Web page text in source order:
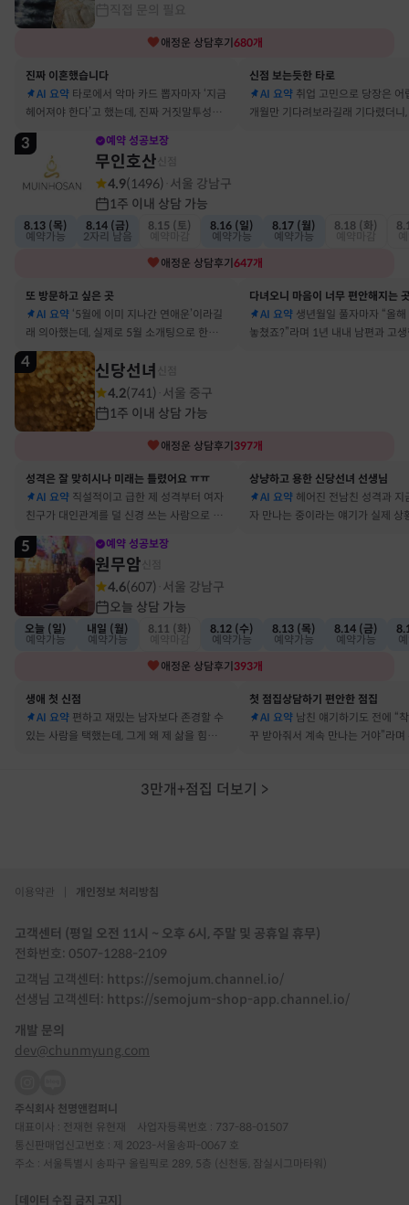
애정운 상담후기 680개
진짜 이혼했습니다
AI 요약 타로에서 악마 카드 뽑자마자 ‘지금
헤어져야 한다’고 했는데, 진짜 거짓말투성이
결혼 생활 끝에 이혼 숙고 중이에요
신점 보는듯한 타로
AI 요약 취업 고민으로 당장은 어
개월만 기다려보라길래 기다렸더니
3 예약 성공보장
무인호산
4.9(1496) 서울 강남구
1주 이내 상담 가능
8.13 (목)
예약가능
8.14 (금)
2자리 남음
8.15 (토)
8.16 (일)
예약가능
8.17 (월)
예약가능
8.18 (화)
애정운 상담후기 647개
또 방문하고 싶은 곳
AI 요약 ‘5월에 이미 지나간 연애운’이라길
래 의아했는데, 실제로 5월 소개팅으로 한참
고민했던 사람이 있었어요
다녀오니 마음이 너무 편안해지는
AI 요약 생년월일 풀자마자 “올
놓쳤죠?”라며 1년 내내 남편과 고
4 신당선녀
4.2(741) 서울 중구
1주 이내 상담 가능
애정운 상담후기 397개
성격은 잘 맞히시나 미래는 틀렸어요 ㅠㅠ
AI 요약 직설적이고 급한 제 성격부터 여자
친구가 대인관계를 덜 신경 쓰는 사람으로 바
뀔 거란 말까지 그대로 현실이 됐어요
상냥하고 용한 신당선녀 선생님
AI 요약 헤어진 전남친 성격과 지
자 만나는 중이라는 얘기가 실제 상
5 예약 성공보장
원무암
4.6(607) 서울 강남구
오늘 상담 가능
오늘 (일)
예약가능
내일 (월)
예약가능
8.11 (화)
8.12 (수)
예약가능
8.13 (목)
예약가능
8.14 (금)
예약가능
애정운 상담후기 393개
생애 첫 신점
AI 요약 편하고 재밌는 남자보다 존경할 수
있는 사람을 택했는데, 그게 왜 제 삶을 힘들게
첫 점집상담하기 편안한 점집
AI 요약 남친 얘기하기도 전에 “
꾸 받아줘서 계속 만나는 거야”라며
3만개+점집 더보기 >
이용약관 개인정보 처리방침
고객센터 (평일 오전 11시 ~ 오후 6시, 주말 및 공휴일 휴무)
전화번호: 0507-1288-2109
고객님 고객센터: https://semojum.channel.io/
선생님 고객센터: https://semojum-shop-app.channel.io/
개발 문의
dev@chunmyung.com
주식회사 천명앤컴퍼니
대표이사 : 전재현 유현재 사업자등록번호 : 737-88-01507
통신판매업신고번호 : 제 2023-서울송파-0067 호
주소 : 서울특별시 송파구 올림픽로 289, 5층 (신천동, 잠실시그마타워)
[데이터 수집 금지 고지]